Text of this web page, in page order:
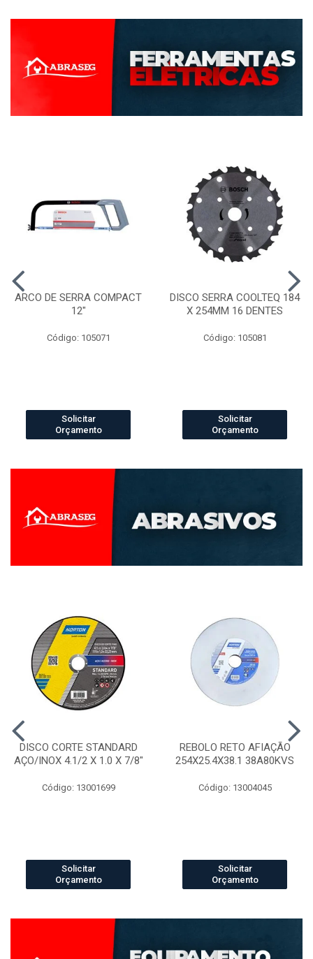
ARCO DE SERRA COMPACT
12"
Código: 105071
Solicitar
Orçamento
DISCO SERRA COOLTEQ 184
X 254MM 16 DENTES
Código: 105081
Solicitar
Orçamento
DISCO CORTE STANDARD
AÇO/INOX 4.1/2 X 1.0 X 7/8"
Código: 13001699
Solicitar
Orçamento
REBOLO RETO AFIAÇÃO
254X25.4X38.1 38A80KVS
Código: 13004045
Solicitar
Orçamento